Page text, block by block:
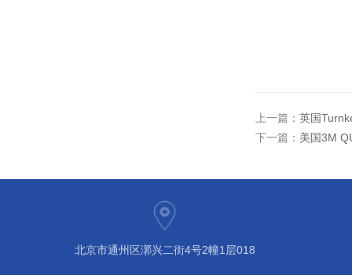
上一篇： 英国
下一篇： 美国3M
北京市通州区漷兴二街4号2幢1层018